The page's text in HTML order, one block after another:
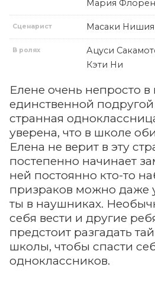
Мария
Сценарист Масаки
В ролях
Ацуси
Кэти Ни
Елене очень непросто
единственной подругой
странная
уверена, что в школе
Елена не верит в эту
постепенно начинает
ней постоянно кто-то
призраков можно даже
ты в наушниках.
себя вести и другие
предстоит разгадать
школы, чтобы спасти
одноклассников.